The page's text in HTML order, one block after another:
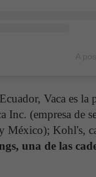
Vaca es la
Inc. (empresa de
México); Kohl's,
una de las